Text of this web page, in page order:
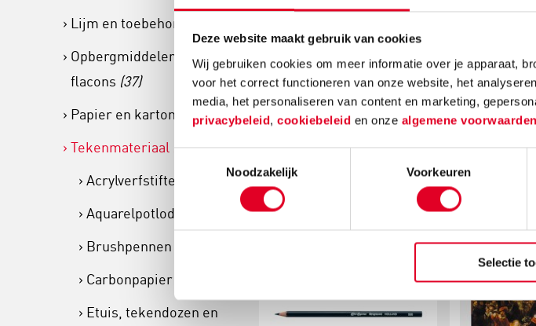
Deze website maakt gebruik van cookies
Wij gebruiken cookies om meer informatie over je apparaat,
voor het correct functioneren van onze website, het
media, het personaliseren van content en marketing,
privacybeleid, cookiebeleid en onze algemene voorwaarden
Noodzakelijk
Voorkeuren
Selectie
Lijm en toebehoren
Opbergmiddelen en lege
flacons (37)
Papier en karton
(889)
Tekenmateriaal (1386)
Acrylverfstiften
Aquarelpotloden
Brushpennen
Carbonpapier
Etuis, tekendozen en
Kleurpotloden | Bruynzeel |
Licht groen | 12 stuks
Meer info Bestel